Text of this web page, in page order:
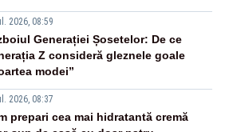
2026, 08:59
Generației Șosetelor: De ce
Z consideră gleznele goale
modei”
2026, 08:37
prepari cea mai hidratantă cremă